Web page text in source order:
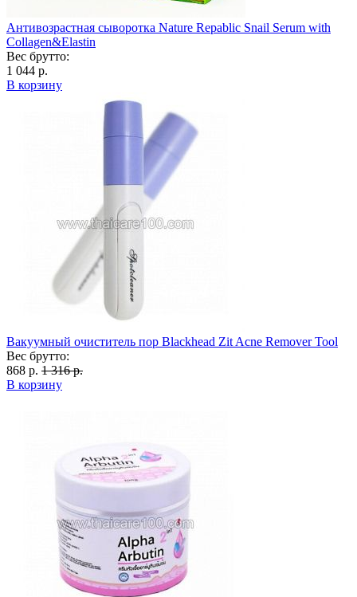
Антивозрастная сыворотка Naturе Repablic Snail Serum with
Collagen&Elastin
Вес брутто:
1 044 р.
В корзину
Вакуумный очиститель пор Blackhead Zit Acne Remover Tool
Вес брутто:
868 р. 1 316 р.
В корзину